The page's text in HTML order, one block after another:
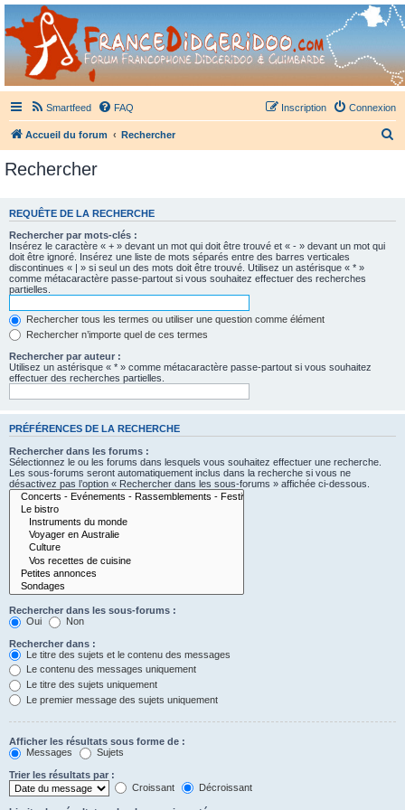
France Didgeridoo
Didgeridoo et Guimbarde sur France Didgeridoo - retrouvez la communauté.
Smartfeed FAQ Connexion
Inscription
Accueil du forum Rechercher
e
Rechercher
REQUÊTE DE LA RECHERCHE
Rechercher par mots-clés :
Insérez le caractère « + » devant un mot qui doit être trouvé et « - » devant un mot qui
doit être ignoré. Insérez une liste de mots séparés entre des barres verticales
discontinues « | » si seul un des mots doit être trouvé. Utilisez un astérisque « * »
comme métacaractère passe-partout si vous souhaitez effectuer des recherches
partielles.
Rechercher tous les termes ou utiliser une question comme élément
Rechercher n’importe quel de ces termes
Rechercher par auteur :
Utilisez un astérisque « * » comme métacaractère passe-partout si vous souhaitez
effectuer des recherches partielles.
PRÉFÉRENCES DE LA RECHERCHE
Rechercher dans les forums :
Sélectionnez le ou les forums dans lesquels vous souhaitez effectuer une recherche.
Les sous-forums seront automatiquement inclus dans la recherche si vous ne
désactivez pas l’option « Rechercher dans les sous-forums » affichée ci-dessous.
Rechercher dans les sous-forums :
Oui
Non
Rechercher dans :
Le titre des sujets et le contenu des messages
Le contenu des messages uniquement
Le titre des sujets uniquement
Le premier message des sujets uniquement
Afficher les résultats sous forme de :
Messages
Sujets
Trier les résultats par :
Croissant
Décroissant